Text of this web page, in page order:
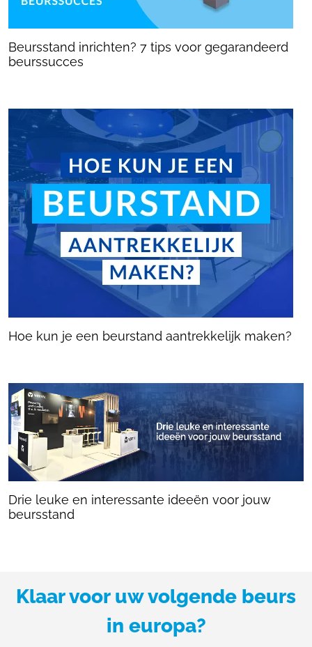
Beursstand inrichten? 7 tips voor gegarandeerd
beurssucces
Hoe kun je een beurstand aantrekkelijk maken?
Drie leuke en interessante ideeën voor jouw
beursstand
Klaar voor uw volgende beurs
in europa?